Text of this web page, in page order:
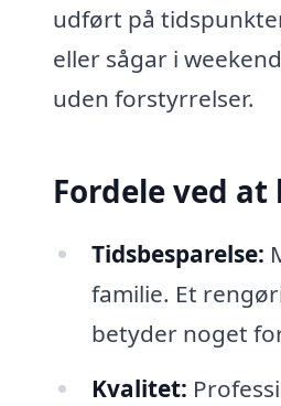
udført på
eller sågar i
uden forstyrrelser.
Fordele ved
Tidsbesparelse:
familie. Et
betyder noget
Kvalitet: